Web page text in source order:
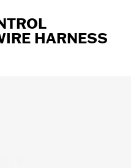
HARNESS